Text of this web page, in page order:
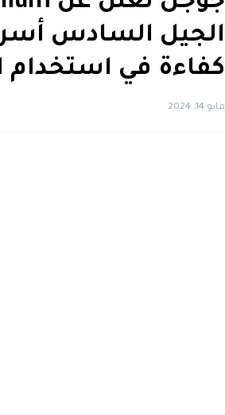
كفاءة في استخدام
مايو 14, 2024